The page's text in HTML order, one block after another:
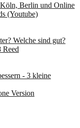
Berlin und Online
(Youtube)
Welche sind gut?
- 3 kleine
Version